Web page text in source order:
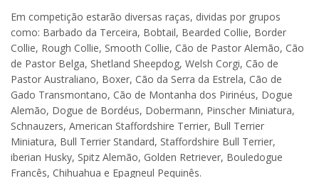
Em competição estarão diversas raças, dividas por grupos
como: Barbado da Terceira, Bobtail, Bearded Collie, Border
Collie, Rough Collie, Smooth Collie, Cão de Pastor Alemão, Cão
de Pastor Belga, Shetland Sheepdog, Welsh Corgi, Cão de
Pastor Australiano, Boxer, Cão da Serra da Estrela, Cão de
Gado Transmontano, Cão de Montanha dos Pirinéus, Dogue
Alemão, Dogue de Bordéus, Dobermann, Pinscher Miniatura,
Schnauzers, American Staffordshire Terrier, Bull Terrier
Miniatura, Bull Terrier Standard, Staffordshire Bull Terrier,
iberian Husky, Spitz Alemão, Golden Retriever, Bouledogue
Francês, Chihuahua e Epagneul Pequinês.